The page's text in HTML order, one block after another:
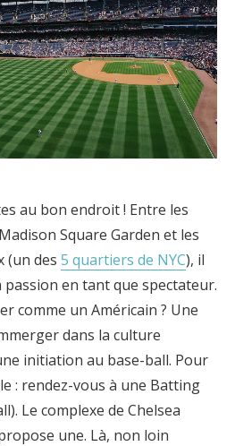
au bon endroit ! Entre les
Square Garden et les
(un des 5 quartiers de NYC), il
passion en tant que spectateur.
comme un Américain ? Une
dans la culture
initiation au base-ball. Pour
: rendez-vous à une Batting
Le complexe de Chelsea
une. Là, non loin